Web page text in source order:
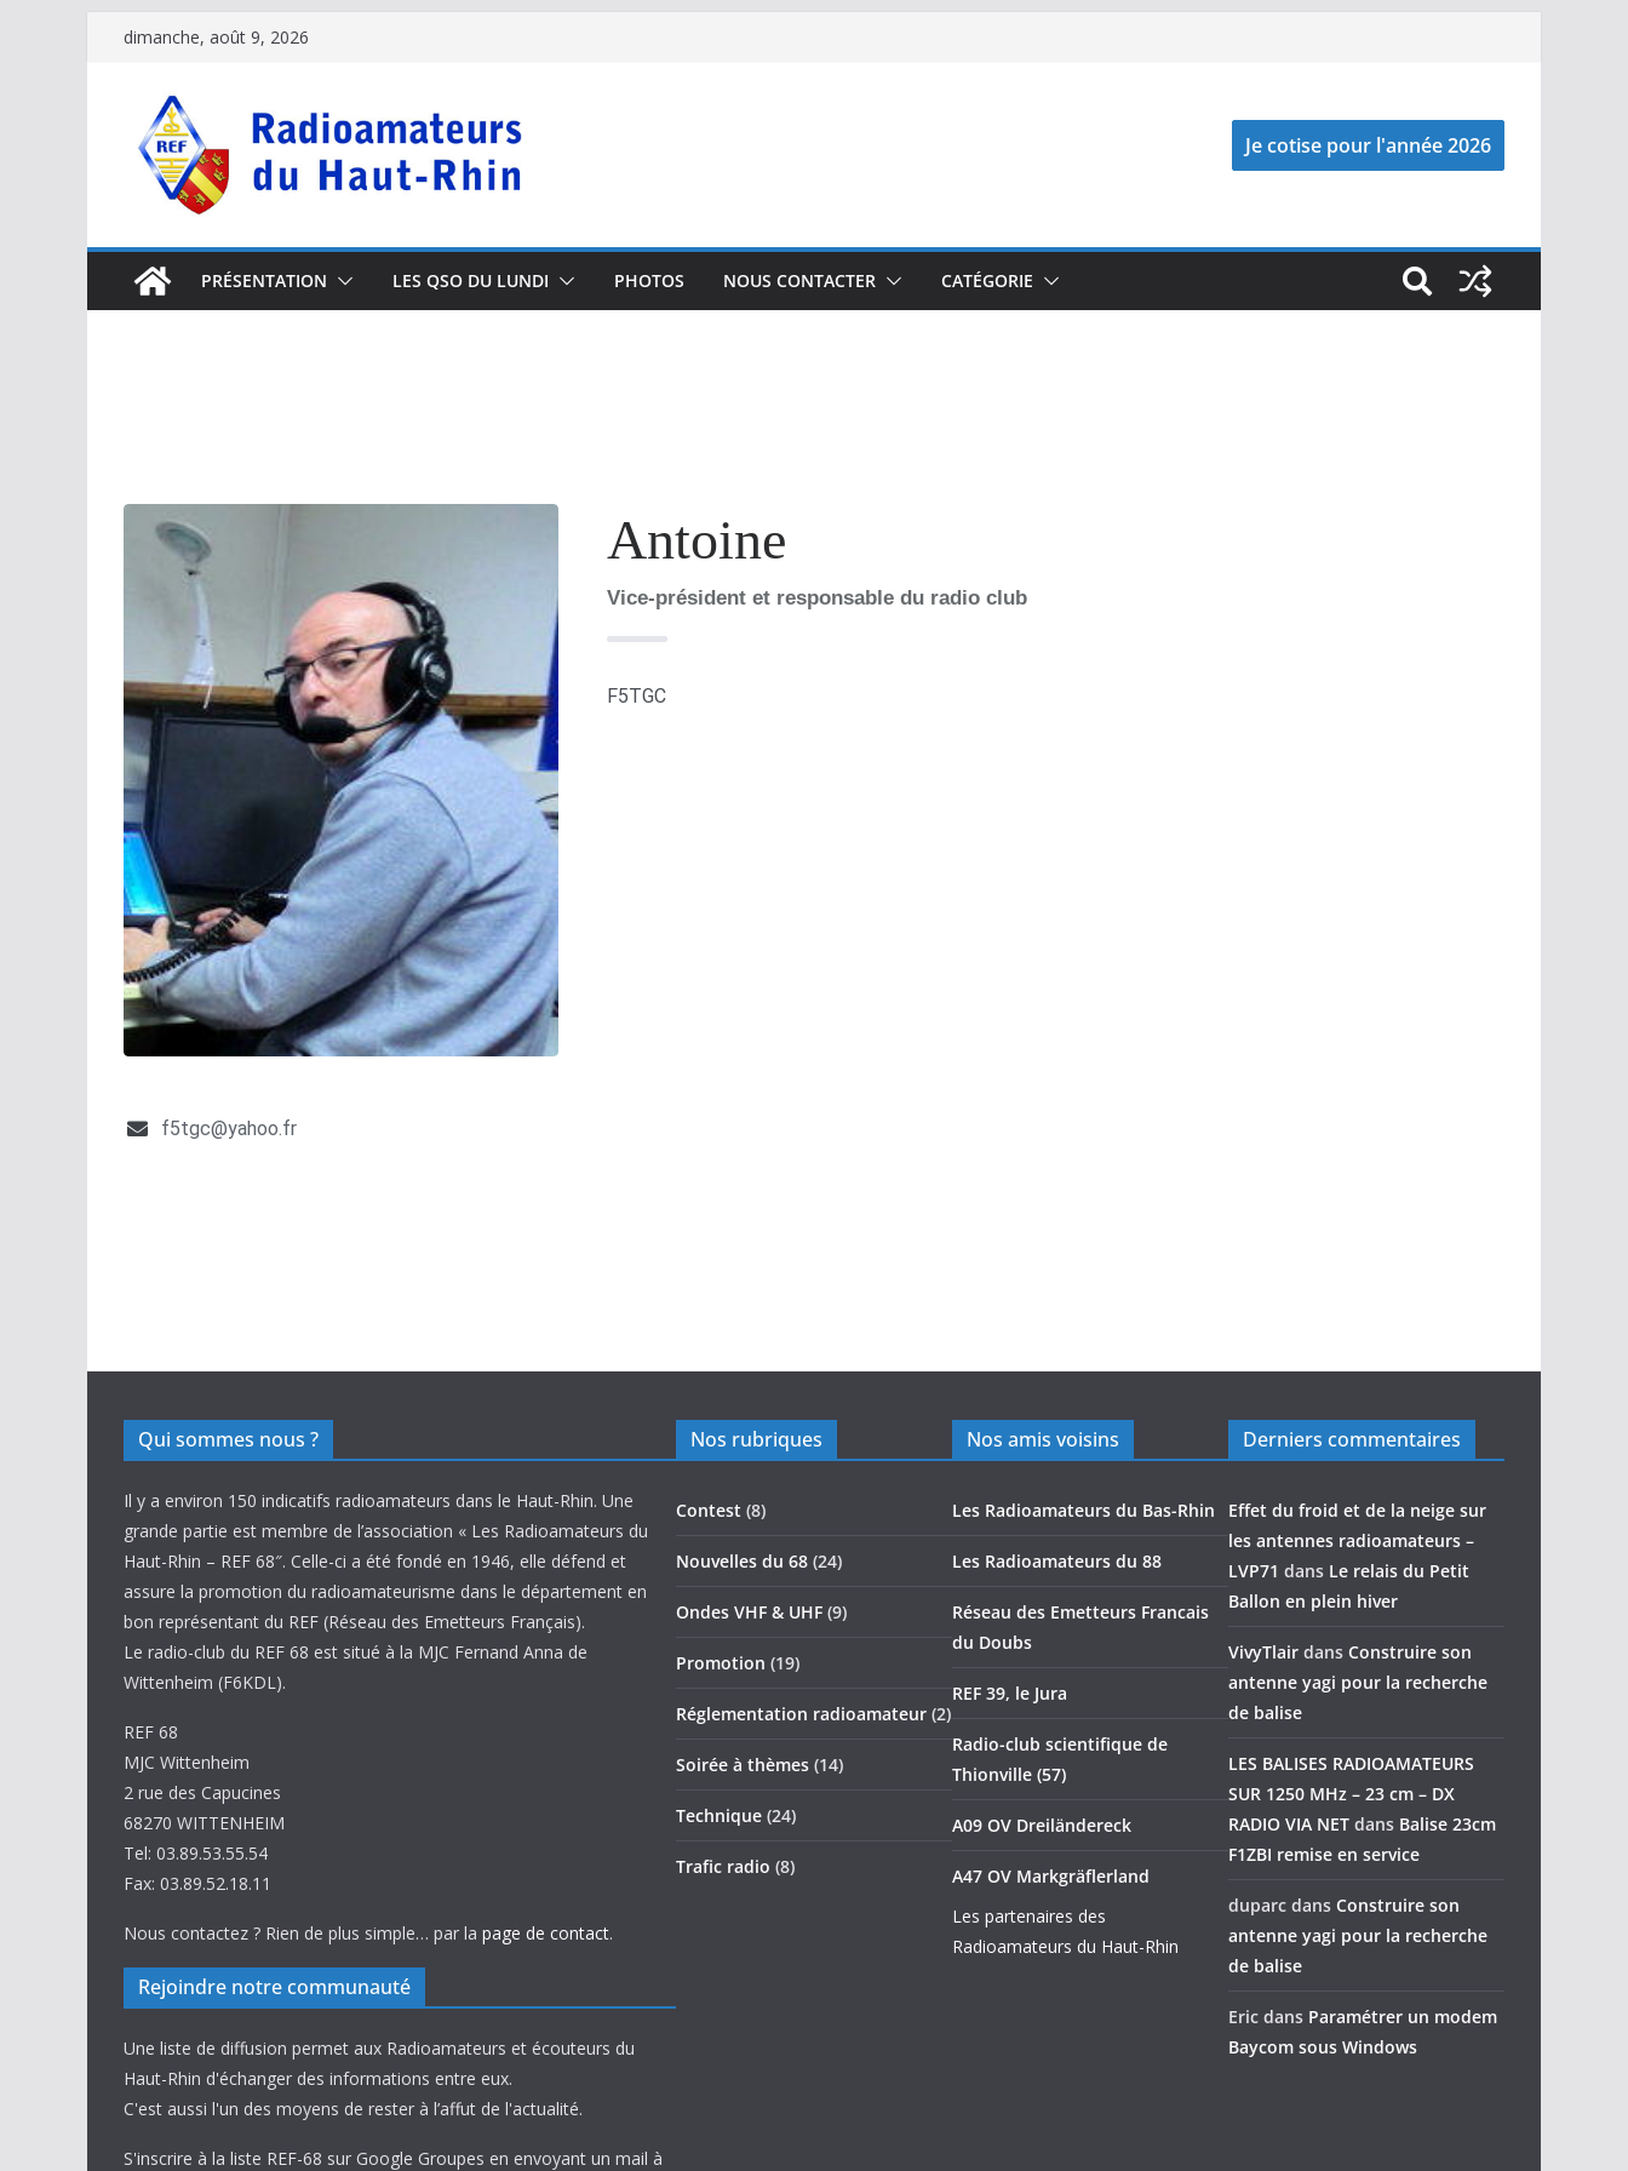
Passerdimanche, août 9, 2026
PRÉSENTATION LES QSO DU LUNDI PHOTOS NOUS CONTACTER CATÉGORIE
f5tgc@yahoo.fr
Antoine
Vice-président et responsable du radio club
F5TGC
Qui sommes nous ?
Il y a environ 150 indicatifs radioamateurs dans le Haut-Rhin. Une
grande partie est membre de l’association « Les Radioamateurs du
Haut-Rhin – REF 68″. Celle-ci a été fondé en 1946, elle défend et
assure la promotion du radioamateurisme dans le département en
bon représentant du REF (Réseau des Emetteurs Français).
Le radio-club du REF 68 est situé à la MJC Fernand Anna de
Wittenheim (F6KDL).
REF 68
MJC Wittenheim
2 rue des Capucines
68270 WITTENHEIM
Tel: 03.89.53.55.54
Fax: 03.89.52.18.11
Nous contactez ? Rien de plus simple… par la page de contact.
Rejoindre notre communauté
Une liste de diffusion permet aux Radioamateurs et écouteurs du
Haut-Rhin d'échanger des informations entre eux.
C'est aussi l'un des moyens de rester à l’affut de l'actualité.
S'inscrire à la liste REF-68 sur Google Groupes en envoyant un mail à
Nos rubriques
Contest (8)
Nouvelles du 68 (24)
Ondes VHF & UHF (9)
Promotion (19)
Réglementation radioamateur (2)
Soirée à thèmes (14)
Technique (24)
Trafic radio (8)
Nos amis voisins
Les Radioamateurs du Bas-Rhin
Les Radioamateurs du 88
Réseau des Emetteurs Francais
du Doubs
REF 39, le Jura
Radio-club scientifique de
Thionville (57)
A09 OV Dreiländereck
A47 OV Markgräflerland
Les partenaires des
Radioamateurs du Haut-Rhin
Derniers commentaires
Effet du froid et de la neige sur
les antennes radioamateurs –
LVP71 dans Le relais du Petit
Ballon en plein hiver
VivyTlair dans Construire son
antenne yagi pour la recherche
de balise
LES BALISES RADIOAMATEURS
SUR 1250 MHz – 23 cm – DX
RADIO VIA NET dans Balise 23cm
F1ZBI remise en service
duparc dans Construire son
antenne yagi pour la recherche
de balise
Eric dans Paramétrer un modem
Baycom sous Windows